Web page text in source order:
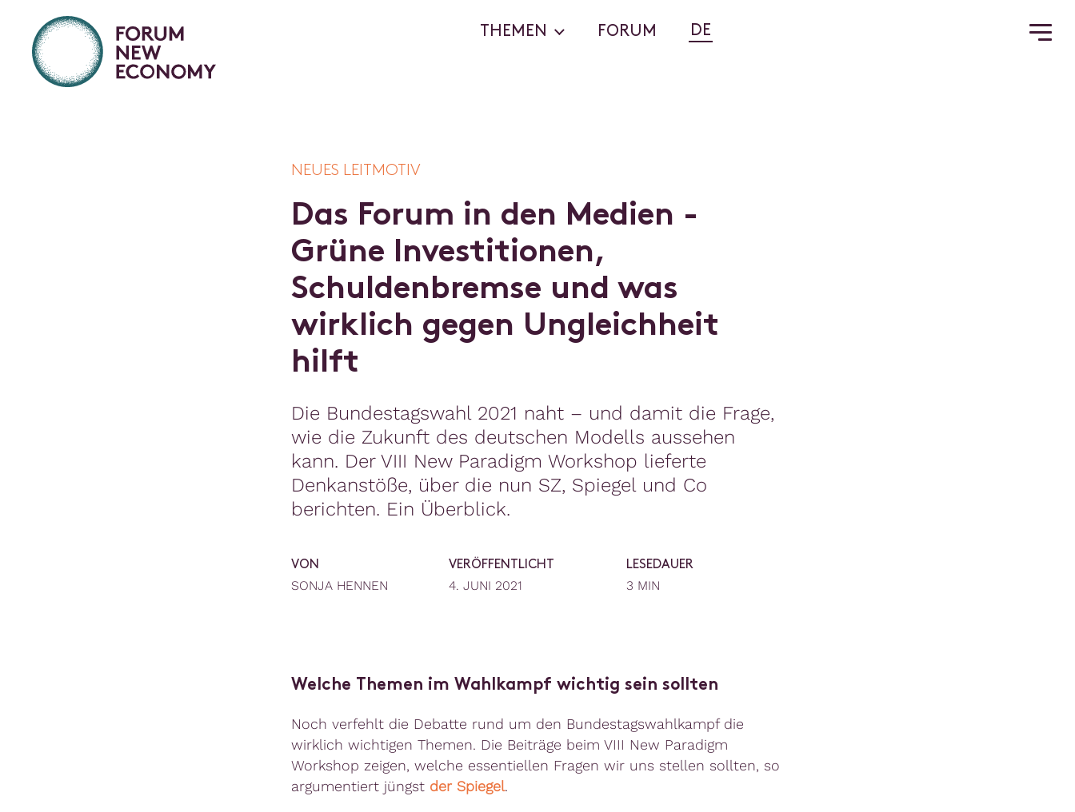
THEMEN FORUM DE
NEUES LEITMOTIV
Das Forum in den Medien -
Grüne Investitionen,
Schuldenbremse und was
wirklich gegen Ungleichheit
hilft
Die Bundestagswahl 2021 naht – und damit die Frage,
wie die Zukunft des deutschen Modells aussehen
kann. Der VIII New Paradigm Workshop lieferte
Denkanstöße, über die nun SZ, Spiegel und Co
berichten. Ein Überblick.
VON
SONJA HENNEN
VERÖFFENTLICHT
4. JUNI 2021
LESEDAUER
3 MIN
Welche Themen im Wahlkampf wichtig sein sollten
Noch verfehlt die Debatte rund um den Bundestagswahlkampf die
wirklich wichtigen Themen. Die Beiträge beim VIII New Paradigm
Workshop zeigen, welche essentiellen Fragen wir uns stellen sollten, so
argumentiert jüngst der Spiegel.